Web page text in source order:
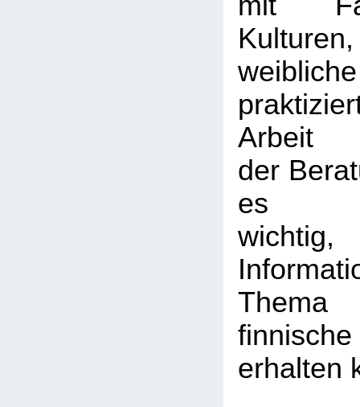
Arbeit
der
es
erhalten